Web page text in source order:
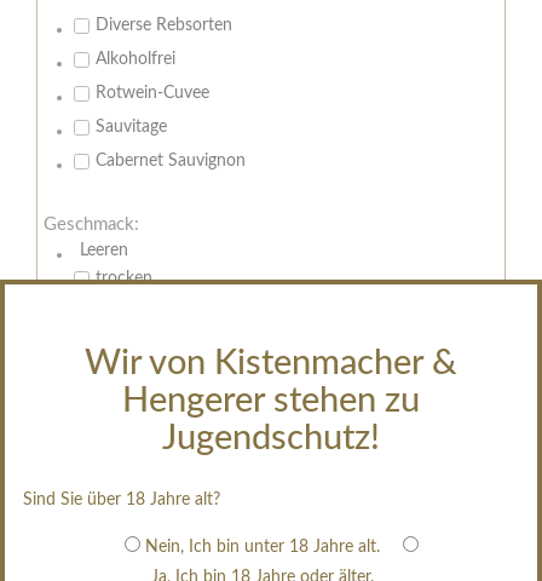
Wir von Kistenmacher &
Hengerer stehen zu
Jugendschutz!
Sind Sie über 18 Jahre alt?
Nein, Ich bin unter 18 Jahre alt.
Ja, Ich bin 18 Jahre oder älter.
Diverse Rebsorten
Alkoholfrei
Rotwein-Cuvee
Sauvitage
Cabernet Sauvignon
Geschmack:
Leeren
trocken
halbtrocken
edelsüß
erfrischend, nicht zu süß